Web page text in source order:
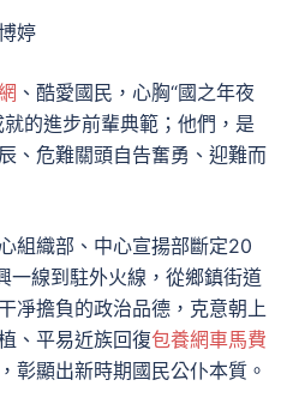
婷
、酷愛國民，心胸“國之年夜
的進步前輩典範；他們，是
、危難關頭自告奮勇、迎難而
組織部、中心宣揚部斷定20
一線到駐外火線，從鄉鎮街道
凈擔負的政治品德，克意朝上
、平易近族回復包養網車馬費
彰顯出新時期國民公仆本質。